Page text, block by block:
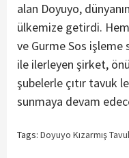
alan Doyuyo,
ülkemize getirdi.
ve Gurme Sos
ile ilerleyen şirket,
şubelerle çıtır tavuk
sunmaya devam
Tags: Doyuyo Kızarmış